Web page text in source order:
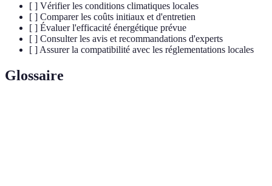
[ ] Vérifier les conditions climatiques locales
[ ] Comparer les coûts initiaux et d'entretien
[ ] Évaluer l'efficacité énergétique prévue
[ ] Consulter les avis et recommandations d'experts
[ ] Assurer la compatibilité avec les réglementations locales
Glossaire